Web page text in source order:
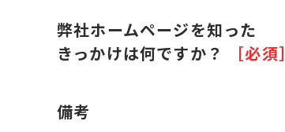
弊社ホームページを知った
きっかけは何ですか？
［必須］
備考